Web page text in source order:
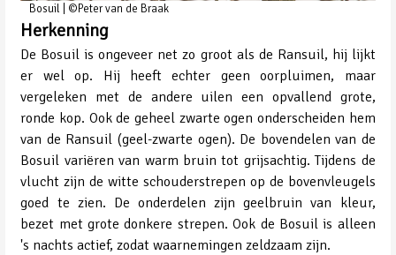
Bosuil | ©Peter van de Braak
Herkenning
De Bosuil is ongeveer net zo groot als de Ransuil, hij lijkt
er wel op. Hij heeft echter geen oorpluimen, maar
vergeleken met de andere uilen een opvallend grote,
ronde kop. Ook de geheel zwarte ogen onderscheiden hem
van de Ransuil (geel-zwarte ogen). De bovendelen van de
Bosuil variëren van warm bruin tot grijsachtig. Tijdens de
vlucht zijn de witte schouderstrepen op de bovenvleugels
goed te zien. De onderdelen zijn geelbruin van kleur,
bezet met grote donkere strepen. Ook de Bosuil is alleen
's nachts actief, zodat waarnemingen zeldzaam zijn.